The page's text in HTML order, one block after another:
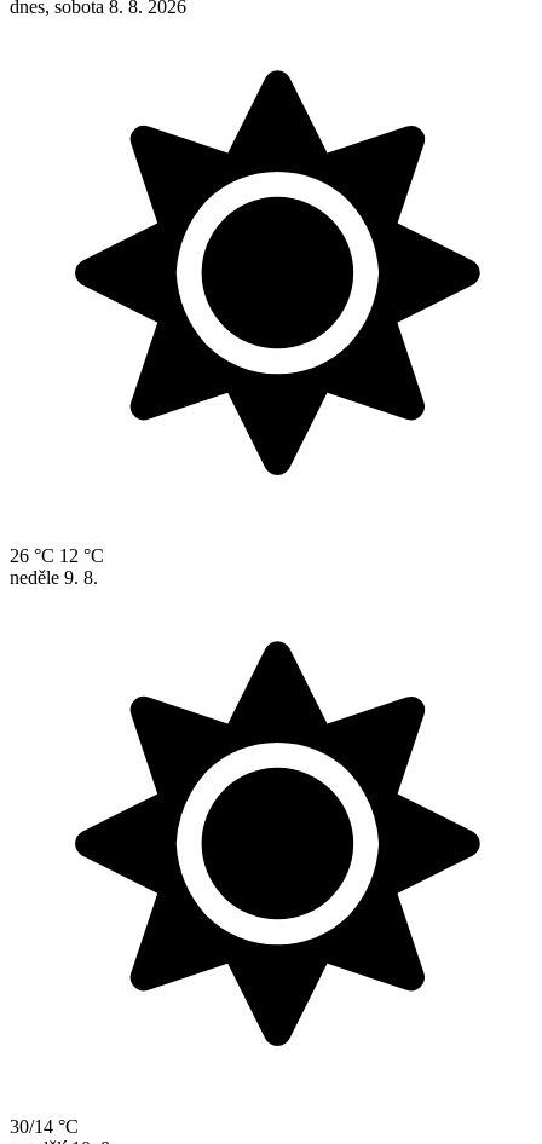
dnes, sobota 8. 8. 2026
26 °C 12 °C
neděle 9. 8.
30/14 °C